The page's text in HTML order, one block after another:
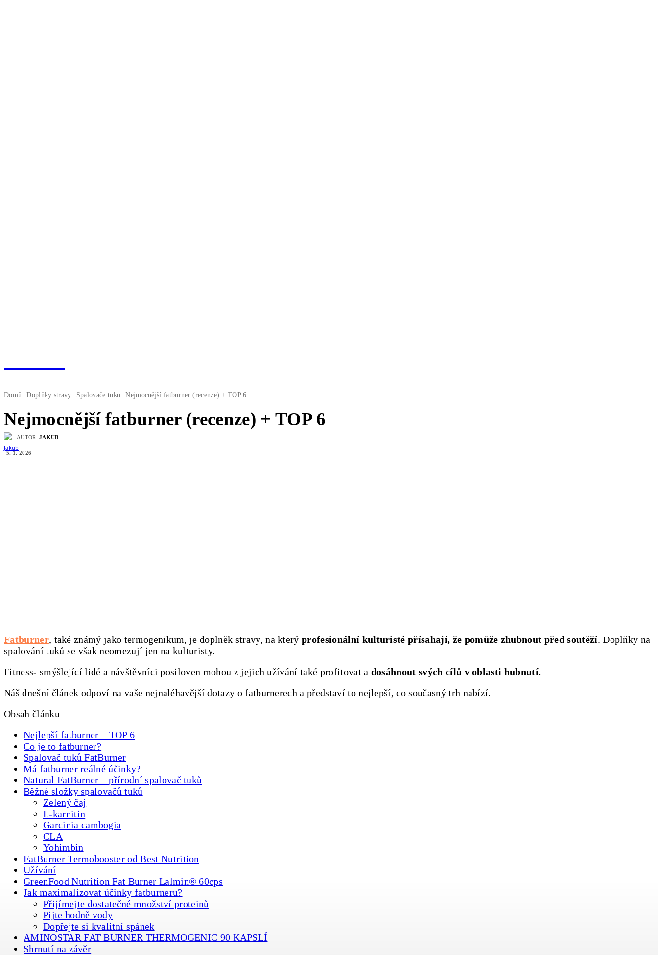
Domů Doplňky stravy Spalovače tuků Nejmocnější fatburner (recenze) + TOP 6
Nejmocnější fatburner (recenze) + TOP 6
AUTOR: JAKUB
5. 1. 2026
Fatburner, také známý jako termogenikum, je doplněk stravy, na kterýprofesionální kulturisté přísahají, že pomůže zhubnout před soutěží. Doplňky na
spalování tuků se však neomezují jen na kulturisty.
Fitness- smýšlející lidé a návštěvníci posiloven mohou z jejich užívání také profitovat a dosáhnout svých cílů v oblasti hubnutí.
Náš dnešní článek odpoví na vaše nejnaléhavější dotazy o fatburnerech a představí to nejlepší, co současný trh nabízí.
Obsah článku
Nejlepší fatburner – TOP 6
Co je to fatburner?
Spalovač tuků FatBurner
Má fatburner reálné účinky?
Natural FatBurner – přírodní spalovač tuků
Běžné složky spalovačů tuků
Zelený čaj
L-karnitin
Garcinia cambogia
CLA
Yohimbin
FatBurner Termobooster od Best Nutrition
Užívání
GreenFood Nutrition Fat Burner Lalmin® 60cps
Jak maximalizovat účinky fatburneru?
Přijímejte dostatečné množství proteinů
Pijte hodně vody
Dopřejte si kvalitní spánek
AMINOSTAR FAT BURNER THERMOGENIC 90 KAPSLÍ
Shrnutí na závěr